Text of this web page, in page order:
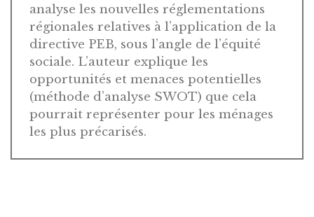
analyse les nouvelles réglementations
régionales relatives à l’application de la
directive PEB, sous l’angle de l’équité
sociale. L’auteur explique les
opportunités et menaces potentielles
(méthode d’analyse SWOT) que cela
pourrait représenter pour les ménages
les plus précarisés.